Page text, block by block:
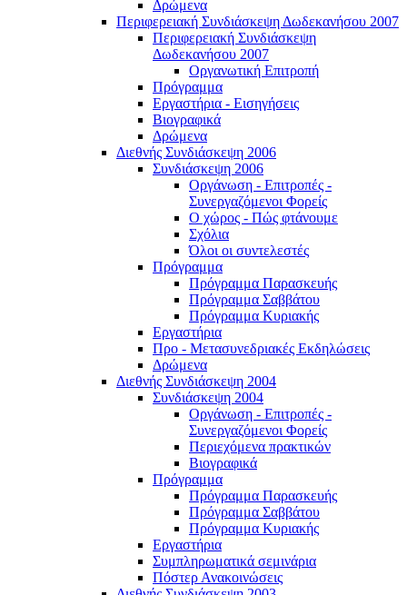
Δρώμενα
Περιφερειακή Συνδιάσκεψη Δωδεκανήσου 2007
Περιφερειακή Συνδιάσκεψη
Δωδεκανήσου 2007
Οργανωτική Επιτροπή
Πρόγραμμα
Εργαστήρια - Εισηγήσεις
Βιογραφικά
Δρώμενα
Διεθνής Συνδιάσκεψη 2006
Συνδιάσκεψη 2006
Οργάνωση - Επιτροπές -
Συνεργαζόμενοι Φορείς
Ο χώρος - Πώς φτάνουμε
Σχόλια
Όλοι οι συντελεστές
Πρόγραμμα
Πρόγραμμα Παρασκευής
Πρόγραμμα Σαββάτου
Πρόγραμμα Κυριακής
Εργαστήρια
Προ - Μετασυνεδριακές Εκδηλώσεις
Δρώμενα
Διεθνής Συνδιάσκεψη 2004
Συνδιάσκεψη 2004
Οργάνωση - Επιτροπές -
Συνεργαζόμενοι Φορείς
Περιεχόμενα πρακτικών
Βιογραφικά
Πρόγραμμα
Πρόγραμμα Παρασκευής
Πρόγραμμα Σαββάτου
Πρόγραμμα Κυριακής
Εργαστήρια
Συμπληρωματικά σεμινάρια
Πόστερ Ανακοινώσεις